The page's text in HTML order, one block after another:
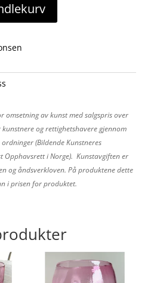
omsetning av kunst med salgspris over
og rettighetshavere gjennom
(Bildende Kunstneres
Opphavsrett i Norge). Kunstavgiften er
og åndsverkloven. På produktene dette
i prisen for produktet.